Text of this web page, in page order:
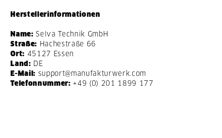
Herstellerinformationen
Name: Selva Technik GmbH
Straße: Hachestraße 66
Ort: 45127 Essen
Land: DE
E-Mail: support@manufakturwerk.com
Telefonnummer: +49 (0) 201 1899 177